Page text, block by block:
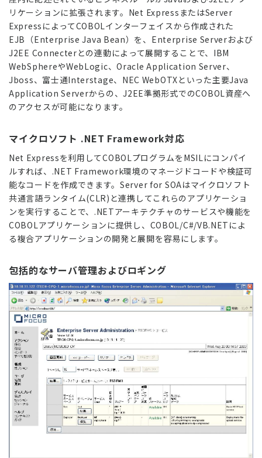
リケーションに拡張されます。Net ExpressまたはServer
ExpressによってCOBOLインターフェイスから作成された
EJB（Enterprise Java Bean）を、Enterprise Serverおよび
J2EE Connecterとの連動によって展開することで、IBM
WebSphereやWebLogic、Oracle Application Server、
Jboss、富士通Interstage、NEC WebOTXといった主要Java
Application Serverからの、J2EE準拠形式でのCOBOL資産へ
のアクセスが可能になります。
マイクロソフト .NET Framework対応
Net Expressを利用してCOBOLプログラムをMSILにコンパイ
ルすれば、.NET Framework環境のマネージドコードや検証可
能なコードを作成できます。Server for SOAはマイクロソフト
共通言語ランタイム(CLR)と連携してこれらのアプリケーショ
ンを実行することで、.NETアーキテクチャのサービスや機能を
COBOLアプリケーションに提供し、COBOL/C#/VB.NETによ
る複合アプリケーションの開発と展開を容易にします。
包括的なサーバ管理およびロギング